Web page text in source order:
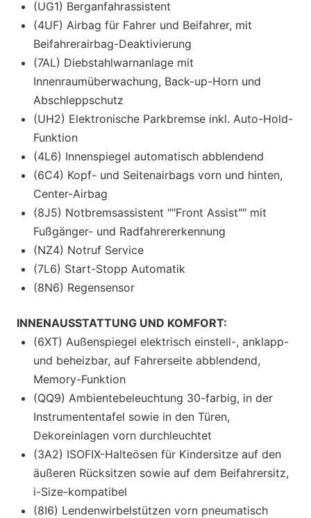
(UG1) Berganfahrassistent
(4UF) Airbag für Fahrer und Beifahrer, mit
Beifahrerairbag-Deaktivierung
(7AL) Diebstahlwarnanlage mit
Innenraumüberwachung, Back-up-Horn und
Abschleppschutz
(UH2) Elektronische Parkbremse inkl. Auto-Hold-
Funktion
(4L6) Innenspiegel automatisch abblendend
(6C4) Kopf- und Seitenairbags vorn und hinten,
Center-Airbag
(8J5) Notbremsassistent ""Front Assist"" mit
Fußgänger- und Radfahrererkennung
(NZ4) Notruf Service
(7L6) Start-Stopp Automatik
(8N6) Regensensor
INNENAUSSTATTUNG UND KOMFORT:
(6XT) Außenspiegel elektrisch einstell-, anklapp-
und beheizbar, auf Fahrerseite abblendend,
Memory-Funktion
(QQ9) Ambientebeleuchtung 30-farbig, in der
Instrumententafel sowie in den Türen,
Dekoreinlagen vorn durchleuchtet
(3A2) ISOFIX-Halteösen für Kindersitze auf den
äußeren Rücksitzen sowie auf dem Beifahrersitz,
i-Size-kompatibel
(8I6) Lendenwirbelstützen vorn pneumatisch